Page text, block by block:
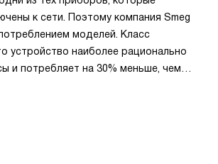
к сети. Поэтому компания Smeg
моделей. Класс
устройство наиболее рационально
и потребляет на 30% меньше, чем